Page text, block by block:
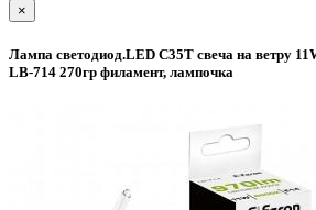
×
Лампа светодиод.LED С35T свеча на ветру
LB-714 270гр филамент, лампочка